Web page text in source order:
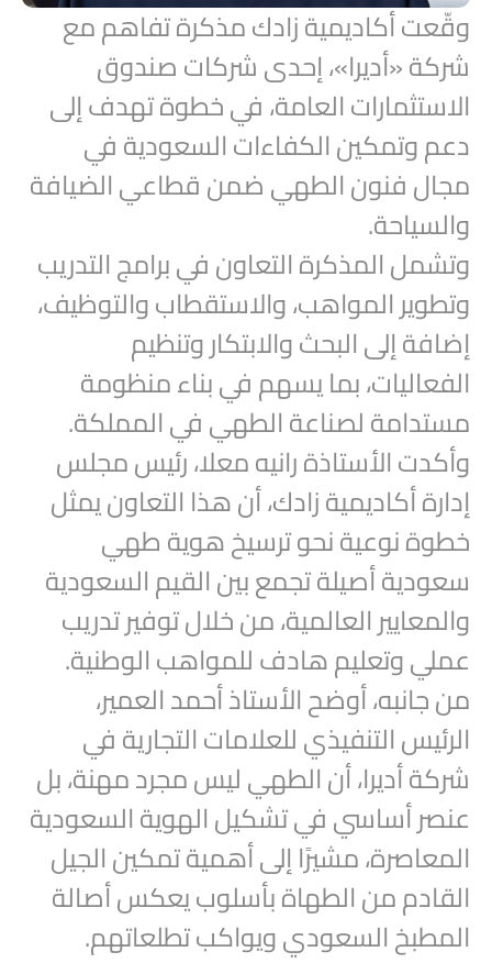
وقّعت أكاديمية زادك مذكرة تفاهم مع
شركة «أديرا»، إحدى شركات صندوق
الاستثمارات العامة، في خطوة تهدف إلى
دعم وتمكين الكفاءات السعودية في
مجال فنون الطهي ضمن قطاعي الضيافة
والسياحة.
وتشمل المذكرة التعاون في برامج التدريب
وتطوير المواهب، والاستقطاب والتوظيف،
إضافة إلى البحث والابتكار وتنظيم
الفعاليات، بما يسهم في بناء منظومة
مستدامة لصناعة الطهي في المملكة.
وأكدت الأستاذة رانيه معلا، رئيس مجلس
إدارة أكاديمية زادك، أن هذا التعاون يمثل
خطوة نوعية نحو ترسيخ هوية طهي
سعودية أصيلة تجمع بين القيم السعودية
والمعايير العالمية، من خلال توفير تدريب
عملي وتعليم هادف للمواهب الوطنية.
من جانبه، أوضح الأستاذ أحمد العمير،
الرئيس التنفيذي للعلامات التجارية في
شركة أديرا، أن الطهي ليس مجرد مهنة، بل
عنصر أساسي في تشكيل الهوية السعودية
المعاصرة، مشيرًا إلى أهمية تمكين الجيل
القادم من الطهاة بأسلوب يعكس أصالة
المطبخ السعودي ويواكب تطلعاتهم.